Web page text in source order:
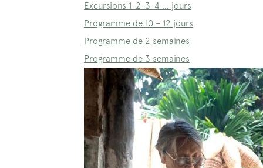
Excursions 1-2-3-4 … jours
Programme de 10 – 12 jours
Programme de 2 semaines
Programme de 3 semaines